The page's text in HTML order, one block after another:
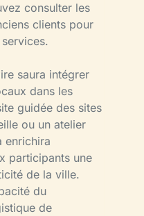
consulter les
clients pour
saura intégrer
dans les
guidée des sites
ou un atelier
enrichira
participants une
de la ville.
du
de